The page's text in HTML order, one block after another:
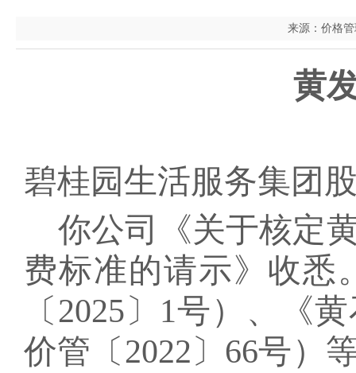
来源：价格管
黄
碧桂园生活服务集团
你公司《关于核定
费标准的请示》收悉
〔 2025 〕 1号）、
《
价管〔 2022 〕 66号）